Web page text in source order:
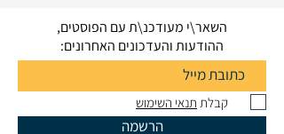
השאר\י מעודכנ\ת עם הפוסטים,
ההודעות והעדכונים האחרונים:
קבלת תנאי השימוש
הרשמה